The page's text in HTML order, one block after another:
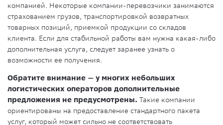
компанией. Некоторые компании-перевозчики занимаются
страхованием грузов, транспортировкой возвратных
товарных позиций, приемкой продукции со складов
клиента. Если для стабильной работы вам нужна какая-либо
дополнительная услуга, следует заранее узнать о
возможности ее получения.
Обратите внимание — у многих небольших
логистических операторов дополнительные
предложения не предусмотрены. Такие компании
ориентированы на предоставление стандартного пакета
услуг, который может сильно не соответствовать